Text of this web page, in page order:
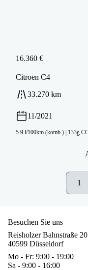
16.360 €
Citroen C4
33.270 km
11/2021
5.9 l/100km (komb.) | 133g
1
Besuchen Sie uns
Reisholzer Bahnstraße 20
40599 Düsseldorf
Mo - Fr: 9:00 - 19:00
Sa - 9:00 - 16:00